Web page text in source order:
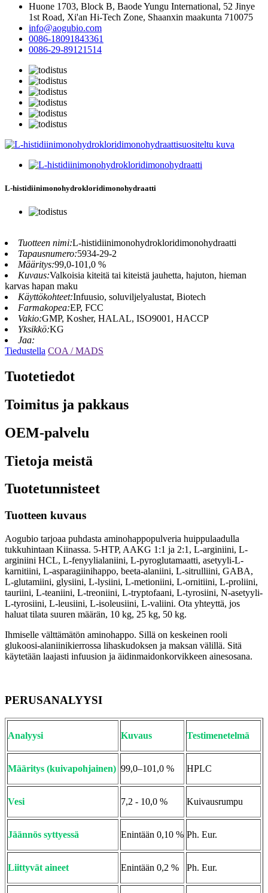
Huone 1703, Block B, Baode Yungu International, 52 Jinye
1st Road, Xi'an Hi-Tech Zone, Shaanxin maakunta 710075
info@aogubio.com
0086-18091843361
0086-29-89121514
L-histidiinimonohydrokloridimonohydraatti
Tuotteen nimi:L-histidiinimonohydrokloridimonohydraatti
Tapausnumero:5934-29-2
Määritys:99,0-101,0 %
Kuvaus:Valkoisia kiteitä tai kiteistä jauhetta, hajuton, hieman
karvas hapan maku
Käyttökohteet:Infuusio, soluviljelyalustat, Biotech
Farmakopea:EP, FCC
Vakio:GMP, Kosher, HALAL, ISO9001, HACCP
Yksikkö:KG
Jaa:
Tiedustella COA / MADS
Tuotetiedot
Toimitus ja pakkaus
OEM-palvelu
Tietoja meistä
Tuotetunnisteet
Tuotteen kuvaus
Aogubio tarjoaa puhdasta aminohappopulveria huippulaadulla
tukkuhintaan Kiinassa. 5-HTP, AAKG 1:1 ja 2:1, L-arginiini, L-
arginiini HCL, L-fenyylialaniini, L-pyroglutamaatti, asetyyli-L-
karnitiini, L-asparagiinihappo, beeta-alaniini, L-sitrulliini, GABA,
L-glutamiini, glysiini, L-lysiini, L-metioniini, L-ornitiini, L-proliini,
tauriini, L-teaniini, L-treoniini, L-tryptofaani, L-tyrosiini, N-asetyyli-
L-tyrosiini, L-leusiini, L-isoleusiini, L-valiini. Ota yhteyttä, jos
haluat tilata suuren määrän, 10 kg, 25 kg, 50 kg.
Ihmiselle välttämätön aminohappo. Sillä on keskeinen rooli
glukoosi-alaniinikierrossa lihaskudoksen ja maksan välillä. Sitä
käytetään laajasti infuusion ja äidinmaidonkorvikkeen ainesosana.
PERUSANALYYSI
Analyysi Kuvaus Testimenetelmä
Määritys (kuivapohjainen) 99,0–101,0 % HPLC
Vesi 7,2 - 10,0 % Kuivausrumpu
Jäännös syttyessä Enintään 0,10 % Ph. Eur.
Liittyvät aineet Enintään 0,2 % Ph. Eur.